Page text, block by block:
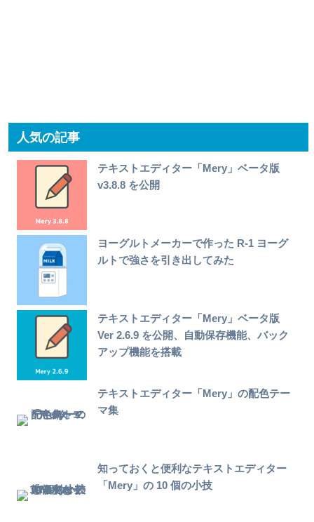
人気の記事
テキストエディター「Mery」ベータ版
v3.8.8 を公開
ヨーグルトメーカーで作った R-1 ヨーグ
ルトで強さを引き出してみた
テキストエディター「Mery」ベータ版
Ver 2.6.9 を公開、自動保存機能、バック
アップ機能を搭載
テキストエディター「Mery」の配色テー
マ集
知っておくと便利なテキストエディター
「Mery」の 10 個の小技